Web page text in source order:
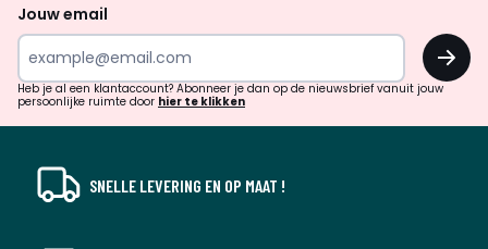
inspiratie
verrassingen?
Jouw email
OK
Heb je al een klantaccount? Abonneer je dan op de nieuwsbrief vanuit jouw
persoonlijke ruimte door hier te klikken
SNELLE LEVERING EN OP MAAT !